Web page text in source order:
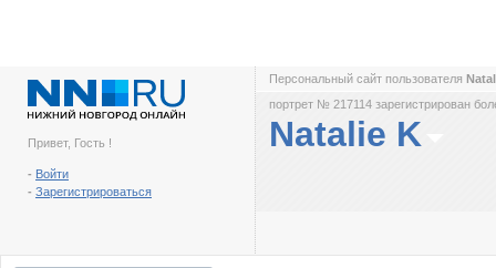
Привет, Гость !
- Войти
- Зарегистрироваться
Персональный сайт пользователя
портрет № 217114 зарегистрирован
Natalie K